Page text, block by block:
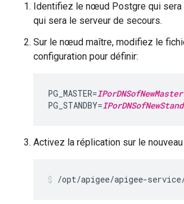
Identifiez le nœud Postgre qui sera
qui sera le serveur de secours.
Sur le nœud maître, modifiez le
configuration pour définir:
PG_MASTER=IPorDNSofNewMaster
PG_STANDBY=
Activez la réplication sur le
/opt/apigee/apigee-